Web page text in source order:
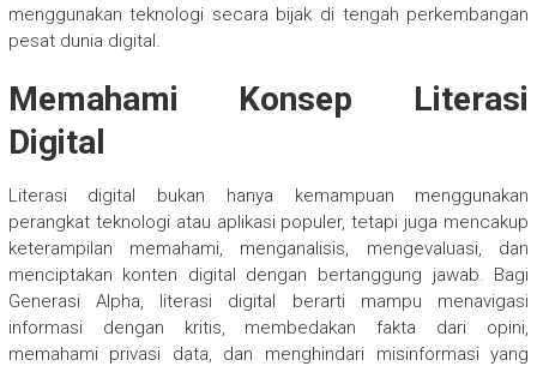
menggunakan teknologi secara bijak di tengah perkembangan
pesat dunia digital.
Memahami Konsep Literasi
Digital
Literasi digital bukan hanya kemampuan menggunakan
perangkat teknologi atau aplikasi populer, tetapi juga mencakup
keterampilan memahami, menganalisis, mengevaluasi, dan
menciptakan konten digital dengan bertanggung jawab. Bagi
Generasi Alpha, literasi digital berarti mampu menavigasi
informasi dengan kritis, membedakan fakta dari opini,
memahami privasi data, dan menghindari misinformasi yang